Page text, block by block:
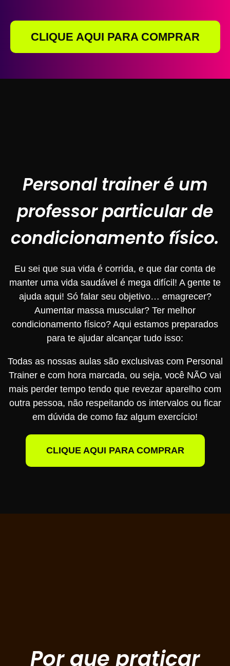
CLIQUE AQUI PARA COMPRAR
Personal trainer é um
professor particular de
condicionamento físico.
Eu sei que sua vida é corrida, e que dar conta de
manter uma vida saudável é mega difícil! A gente te
ajuda aqui! Só falar seu objetivo… emagrecer?
Aumentar massa muscular? Ter melhor
condicionamento físico? Aqui estamos preparados
para te ajudar alcançar tudo isso:
Todas as nossas aulas são exclusivas com Personal
Trainer e com hora marcada, ou seja, você NÃO vai
mais perder tempo tendo que revezar aparelho com
outra pessoa, não respeitando os intervalos ou ficar
em dúvida de como faz algum exercício!
CLIQUE AQUI PARA COMPRAR
Por que praticar